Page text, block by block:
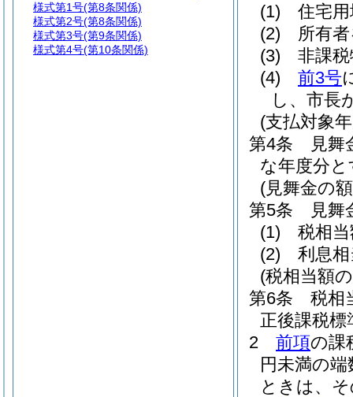
(1)
住宅
(2)
所有
(3)
非課
(4)
前3号
し、市長
(支払対象
第4条
見舞
な年度分
(見舞金の
第5条
見舞
(1)
税相
(2)
利息
(税相当額
第6条
税相
正後課税
2
前項の課
円未満の
ときは、
様式第1号(第8条関係)
様式第2号(第8条関係)
様式第3号(第9条関係)
様式第4号(第10条関係)